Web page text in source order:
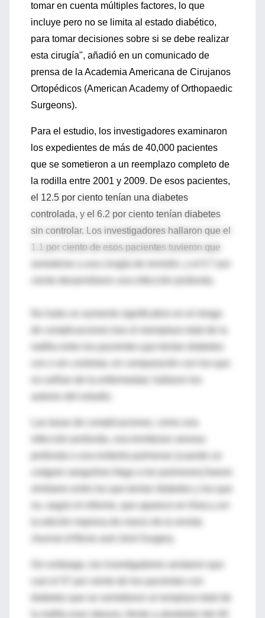
tomar en cuenta múltiples factores, lo que
incluye pero no se limita al estado diabético,
para tomar decisiones sobre si se debe realizar
esta cirugía", añadió en un comunicado de
prensa de la Academia Americana de Cirujanos
Ortopédicos (American Academy of Orthopaedic
Surgeons).
Para el estudio, los investigadores examinaron
los expedientes de más de 40,000 pacientes
que se sometieron a un reemplazo completo de
la rodilla entre 2001 y 2009. De esos pacientes,
el 12.5 por ciento tenían una diabetes
controlada, y el 6.2 por ciento tenían diabetes
sin controlar. Los investigadores hallaron que el
1.1 por ciento de esos pacientes tuvieron que
someterse a una cirugía de revisión, y el 0.7 por
No hubo un aumento significativo en el riesgo
coágulo sanguíneo llega a los pulmones) fueron
no, según el informe, que aparece en línea y en
Journal of Bone and Joint Surgery.
Sin embargo, los investigadores anotaron que